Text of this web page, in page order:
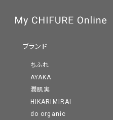
ブランド
ちふれ
AYAKA
潤肌実
HIKARIMIRAI
do organic